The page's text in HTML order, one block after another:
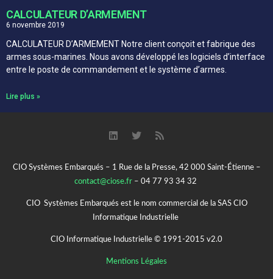
CALCULATEUR D’ARMEMENT
6 novembre 2019
CALCULATEUR D’ARMEMENT Notre client conçoit et fabrique des
armes sous-marines. Nous avons développé les logiciels d’interface
entre le poste de commandement et le système d’armes.
Lire plus »
CIO Systèmes Embarqués – 1 Rue de la Presse, 42 000 Saint-Étienne –
contact@ciose.fr – 04 77 93 34 32
CIO Systèmes Embarqués est le nom commercial de la SAS CIO
Informatique Industrielle
CIO Informatique Industrielle © 1991-2015 v2.0
Mentions Légales